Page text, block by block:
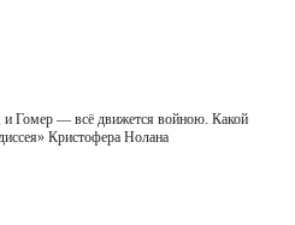
Гомер — всё движется войною. Какой
Кристофера Нолана